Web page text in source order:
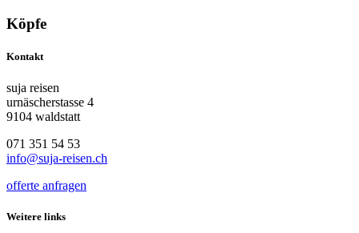
Köpfe
Kontakt
suja reisen
urnäscherstasse 4
9104 waldstatt
071 351 54 53
info@suja-reisen.ch
offerte anfragen
Weitere links